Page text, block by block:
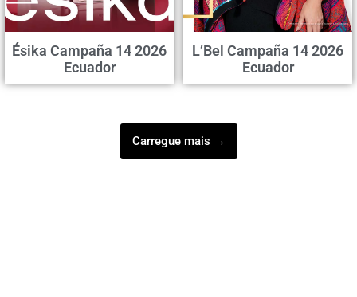
Ésika Campaña 14 2026
Ecuador
L’Bel Campaña 14 2026
Ecuador
Carregue mais →